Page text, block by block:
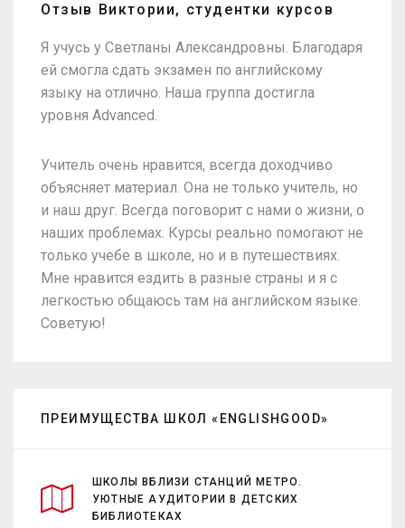
Отзыв Виктории, студентки курсов
Я учусь у Светланы Александровны. Благодаря
ей смогла сдать экзамен по английскому
языку на отлично. Наша группа достигла
уровня Advanced.
Учитель очень нравится, всегда доходчиво
объясняет материал. Она не только учитель, но
и наш друг. Всегда поговорит с нами о жизни, о
наших проблемах. Курсы реально помогают не
только учебе в школе, но и в путешествиях.
Мне нравится ездить в разные страны и я с
легкостью общаюсь там на английском языке.
Советую!
ПРЕИМУЩЕСТВА ШКОЛ «ENGLISHGOOD»
ШКОЛЫ ВБЛИЗИ СТАНЦИЙ МЕТРО.
УЮТНЫЕ АУДИТОРИИ В ДЕТСКИХ
БИБЛИОТЕКАХ